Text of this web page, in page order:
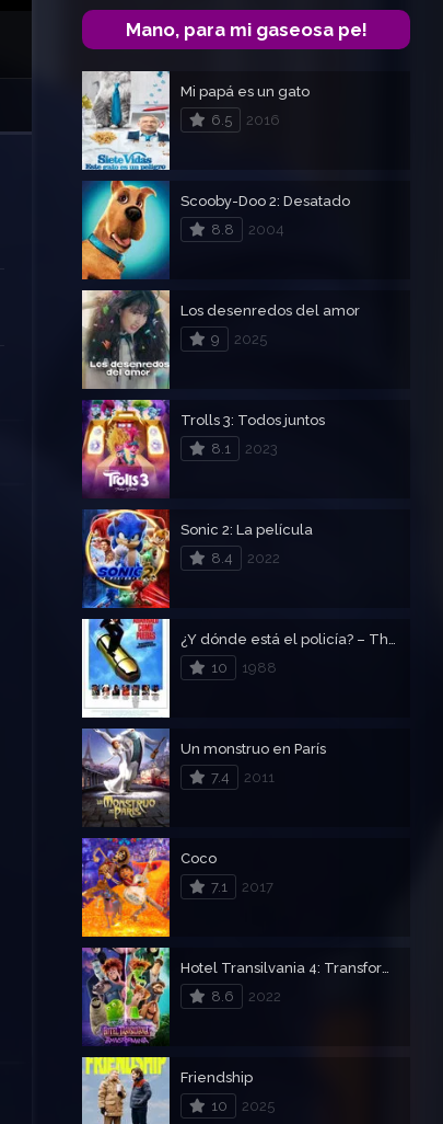
Mano, para mi gaseosa pe!
Mi papá es un gato
6.5
2016
Scooby-Doo 2: Desatado
8.8
2004
Los desenredos del amor
9
2025
Trolls 3: Todos juntos
8.1
2023
Sonic 2: La película
8.4
2022
10
1988
Un monstruo en París
7.4
2011
Coco
7.1
2017
8.6
2022
Friendship
10
2025